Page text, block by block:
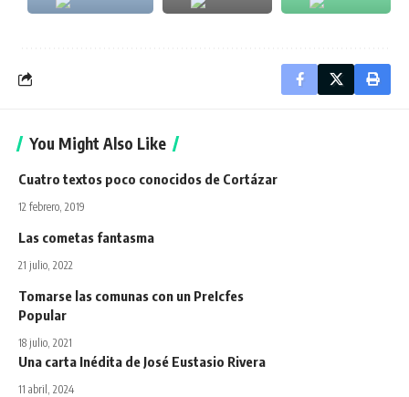
You Might Also Like
Cuatro textos poco conocidos de Cortázar
12 febrero, 2019
Las cometas fantasma
21 julio, 2022
Tomarse las comunas con un PreIcfes
Popular
18 julio, 2021
Una carta Inédita de José Eustasio Rivera
11 abril, 2024